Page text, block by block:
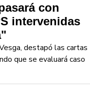
con
intervenidas
destapó las cartas
que se evaluará caso